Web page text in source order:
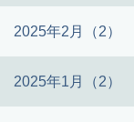
2025年2月（2）
2025年1月（2）